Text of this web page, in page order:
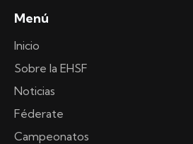
Menú
Inicio
Sobre la EHSF
Noticias
Féderate
Campeonatos